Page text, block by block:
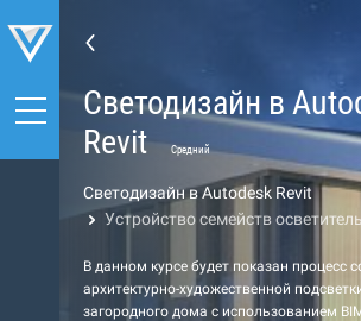
Светодизайн в
Revit
Средний
Светодизайн в Autodesk Revit
Устройство семейств
В данном курсе будет показан процесс
архитектурно-художественной
загородного дома с использованием